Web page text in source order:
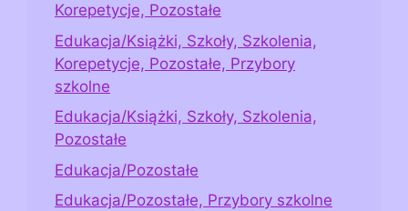
Korepetycje, Pozostałe
Edukacja/Książki, Szkoły, Szkolenia,
Korepetycje, Pozostałe, Przybory
szkolne
Edukacja/Książki, Szkoły, Szkolenia,
Pozostałe
Edukacja/Pozostałe
Edukacja/Pozostałe, Przybory szkolne